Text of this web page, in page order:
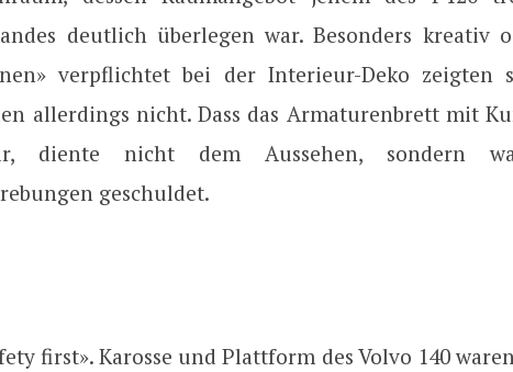
deutlich überlegen war. Besonders kreativ
verpflichtet bei der Interieur-Deko zeigten
allerdings nicht. Dass das Armaturenbrett mit
diente nicht dem Aussehen, sondern
geschuldet.
first». Karosse und Plattform des Volvo 140